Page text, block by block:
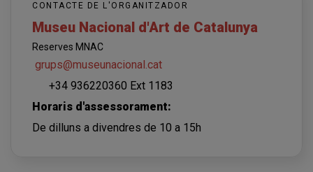
CONTACTE DE L'ORGANITZADOR
Museu Nacional d'Art de Catalunya
Reserves MNAC
grups@museunacional.cat
+34 936220360 Ext 1183
Horaris d'assessorament:
De dilluns a divendres de 10 a 15h